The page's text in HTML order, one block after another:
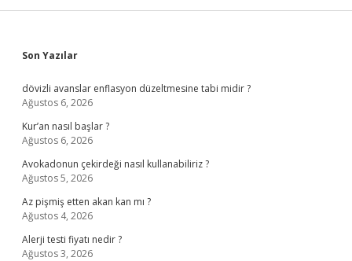
Sidebar
Son Yazılar
dövizli avanslar enflasyon düzeltmesine tabi midir ?
Ağustos 6, 2026
Kur’an nasıl başlar ?
Ağustos 6, 2026
Avokadonun çekirdeği nasıl kullanabiliriz ?
Ağustos 5, 2026
Az pişmiş etten akan kan mı ?
Ağustos 4, 2026
Alerji testi fiyatı nedir ?
Ağustos 3, 2026